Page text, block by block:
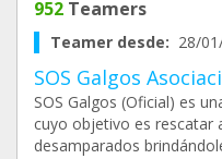
952 Teamers
Teamer desde: 28/
SOS Galgos
SOS Galgos (Oficial) es
cuyo objetivo es rescatar
desamparados